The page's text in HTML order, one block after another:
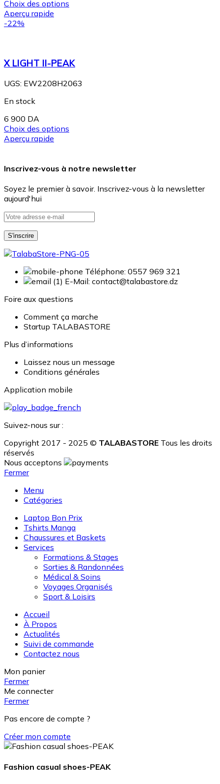
Choix des options
Aperçu rapide
-22%
X LIGHT II-PEAK
UGS: EW2208H2063
En stock
6 900 DA
Choix des options
Aperçu rapide
Inscrivez-vous à notre newsletter
Soyez le premier à savoir. Inscrivez-vous à la newsletter
aujourd'hui
Téléphone: 0557 969 321
E-Mail: contact@talabastore.dz
Foire aux questions
Comment ça marche
Startup TALABASTORE
Plus d’informations
Laissez nous un message
Conditions générales
Application mobile
Suivez-nous sur :
Copyright 2017 - 2025 © TALABASTORE Tous les droits
réservés
Nous acceptons
Fermer
Menu
Catégories
Laptop Bon Prix
Tshirts Manga
Chaussures et Baskets
Services
Formations & Stages
Sorties & Randonnées
Médical & Soins
Voyages Organisés
Sport & Loisirs
Accueil
À Propos
Actualités
Suivi de commande
Contactez nous
Mon panier
Fermer
Me connecter
Fermer
Pas encore de compte ?
Créer mon compte
Fashion casual shoes-PEAK